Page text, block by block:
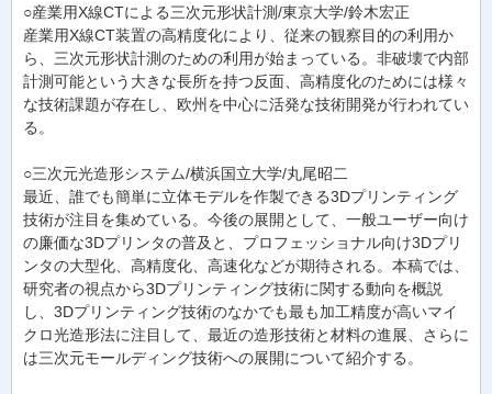
○産業用X線CTによる三次元形状計測/東京大学/鈴木宏正
産業用X線CT装置の高精度化により、従来の観察目的の利用か
ら、三次元形状計測のための利用が始まっている。非破壊で内部
計測可能という大きな長所を持つ反面、高精度化のためには様々
な技術課題が存在し、欧州を中心に活発な技術開発が行われてい
る。
○三次元光造形システム/横浜国立大学/丸尾昭二
最近、誰でも簡単に立体モデルを作製できる3Dプリンティング
技術が注目を集めている。今後の展開として、一般ユーザー向け
の廉価な3Dプリンタの普及と、プロフェッショナル向け3Dプリ
ンタの大型化、高精度化、高速化などが期待される。本稿では、
研究者の視点から3Dプリンティング技術に関する動向を概説
し、3Dプリンティング技術のなかでも最も加工精度が高いマイ
クロ光造形法に注目して、最近の造形技術と材料の進展、さらに
は三次元モールディング技術への展開について紹介する。